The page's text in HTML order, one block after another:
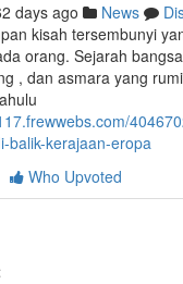
days ago News
kisah tersembunyi
orang. Sejarah
, dan asmara yang
balik-kerajaan-eropa
Who Upvoted